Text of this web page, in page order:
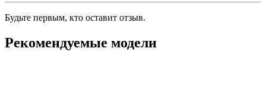
Будьте первым, кто оставит отзыв.
Рекомендуемые модели